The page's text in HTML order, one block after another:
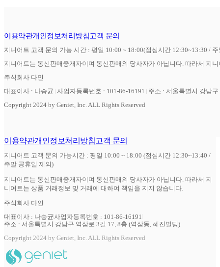
이용약관개인정보처리방침고객 문의
지니어트 고객 문의 가능 시간 : 평일 10:00 ~ 18:00(점심시간 12:30~13:30 /
지니어트는 통신판매중개자이며 통신판매의 당사자가 아닙니다. 따라서 지
주식회사 다인
대표이사 : 나승균 사업자등록번호 : 101-86-16191
주소 : 서울특별시 강남
Copyright 2024 by Geniet, Inc. ALL Rights Reserved
이용약관개인정보처리방침고객 문의
지니어트 고객 문의 가능시간 : 평일 10:00 ~ 18:00 (점심시간 12:30~13:40 /
주말 공휴일 제외)
지니어트는 통신판매중개자이며 통신판매의 당사자가 아닙니다. 따라서 지
니어트는 상품 거래정보 및 거래에 대하여 책임을 지지 않습니다.
주식회사 다인
대표이사 : 나승균사업자등록번호 : 101-86-16191
주소 : 서울특별시 강남구 역삼로 3길 17, 8층 (역삼동, 혜진빌딩)
Copyright 2024 by Geniet, Inc. ALL Rights Reserved